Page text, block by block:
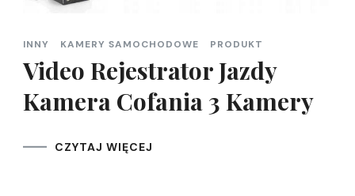
INNY KAMERY SAMOCHODOWE PRODUKT
Video Rejestrator Jazdy
Kamera Cofania 3 Kamery
CZYTAJ WIĘCEJ